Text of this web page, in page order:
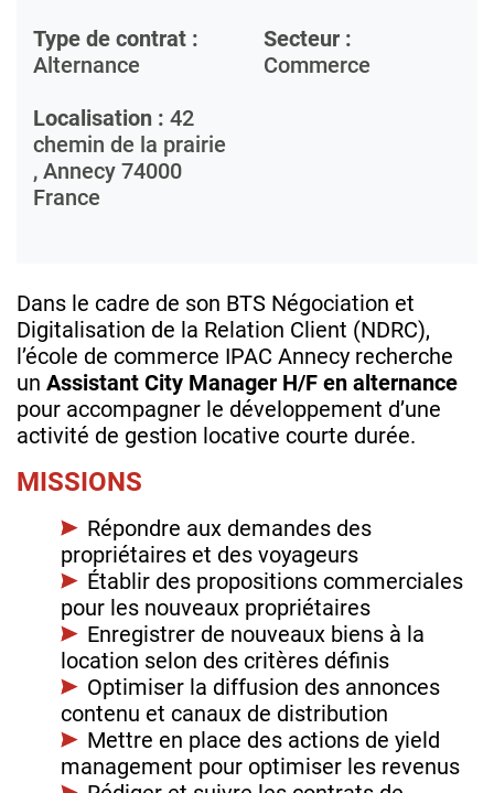
Type de contrat :
Alternance
Secteur :
Commerce
Localisation : 42
chemin de la prairie
, Annecy 74000
France
Dans le cadre de son BTS Négociation et
Digitalisation de la Relation Client (NDRC),
l’école de commerce IPAC Annecy recherche
un Assistant City Manager H/F en alternance
pour accompagner le développement d’une
activité de gestion locative courte durée.
MISSIONS
Répondre aux demandes des
propriétaires et des voyageurs
Établir des propositions commerciales
pour les nouveaux propriétaires
Enregistrer de nouveaux biens à la
location selon des critères définis
Optimiser la diffusion des annonces
contenu et canaux de distribution
Mettre en place des actions de yield
management pour optimiser les revenus